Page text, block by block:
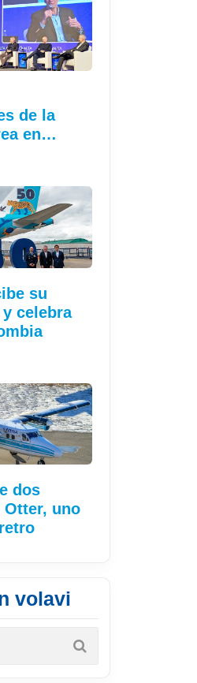
de la
en…
su
celebra
dos
Otter, uno
volavi